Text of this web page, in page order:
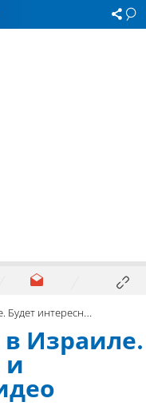
и напряженно». Видео
Израиле.
и